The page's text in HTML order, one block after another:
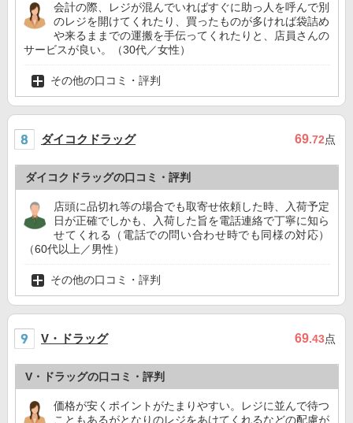
会計の際、レジが混んでいればすぐに助っ人を呼んで別
のレジを開けてくれたり、買ったものが多ければ袋詰め
や来るままでの運搬を手伝ってくれたりと、店員さんの
サービスが良い。（30代／女性）
その他の口コミ・評判
ダイコクドラッグ 69.72点
ダイコクドラッグの口コミ・評判
店頭に品切れ等の場合でも取寄せ依頼した時、入荷予定
日が正確でしかも、入荷した旨を電話連絡で丁寧に知ら
せてくれる（電話での問い合わせ時でも同様の対応）
（60代以上／男性）
その他の口コミ・評判
V・ドラッグ 69.43点
V・ドラッグの口コミ・評判
価格が安くポイントがたまりやすい。レジに並んで待つ
こともあるがとなりのレジをあけてくれるなどの配慮が